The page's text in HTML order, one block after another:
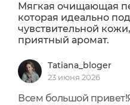
Мягкая очищающая
которая идеально
чувствительной
приятный аромат.
Tatiana_bloger
23 июня 2026
Всем большой